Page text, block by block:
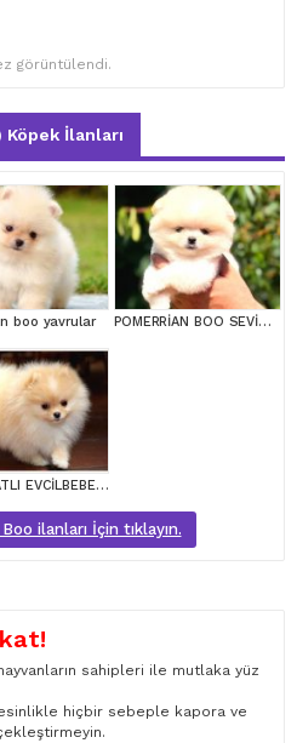
görüntülendi.
İlanları
boo yavrular POMERRİAN BOO SEVİMLİ YAVRULAR
AYI SURATLI EVCİLBEBEKLER MİNİ PUPPY BOY POMERRİAN BOO
ilanları İçin tıklayın.
sahipleri ile mutlaka yüz
kesinlikle hiçbir sebeple kapora ve